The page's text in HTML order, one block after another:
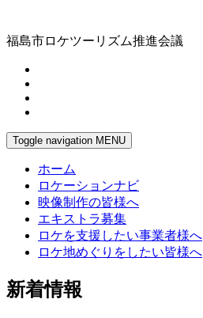
福島市ロケツーリズム推進会議
Toggle navigation MENU
ホーム
ロケーションナビ
映像制作の皆様へ
エキストラ募集
ロケを支援したい事業者様へ
ロケ地めぐりをしたい皆様へ
新着情報